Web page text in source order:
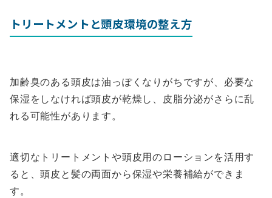
トリートメントと頭皮環境の整え方
加齢臭のある頭皮は油っぽくなりがちですが、必要な
保湿をしなければ頭皮が乾燥し、皮脂分泌がさらに乱
れる可能性があります。
適切なトリートメントや頭皮用のローションを活用す
ると、頭皮と髪の両面から保湿や栄養補給ができま
す。